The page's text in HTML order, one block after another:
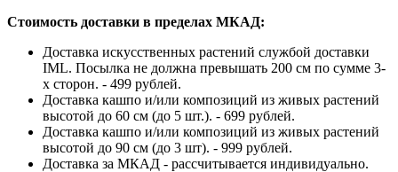
Стоимость доставки в пределах МКАД:
Доставка искусственных растений службой доставки
IML. Посылка не должна превышать 200 см по сумме 3-
х сторон. - 499 рублей.
Доставка кашпо и/или композиций из живых растений
высотой до 60 см (до 5 шт.). - 699 рублей.
Доставка кашпо и/или композиций из живых растений
высотой до 90 см (до 3 шт). - 999 рублей.
Доставка за МКАД - рассчитывается индивидуально.